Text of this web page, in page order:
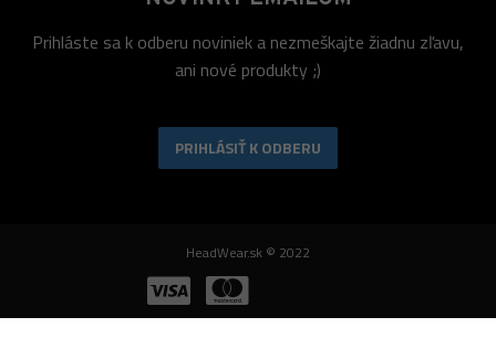
Prihláste sa k odberu noviniek a nezmeškajte žiadnu zľavu,
ani nové produkty ;)
PRIHLÁSIŤ K ODBERU
HeadWear.sk © 2022